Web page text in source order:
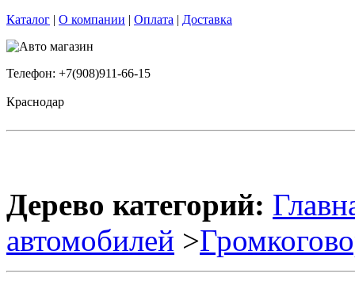
Каталог | О компании | Оплата | Доставка
Телефон: +7(908)911-66-15
Краснодар
Дерево категорий:
автомобилей >